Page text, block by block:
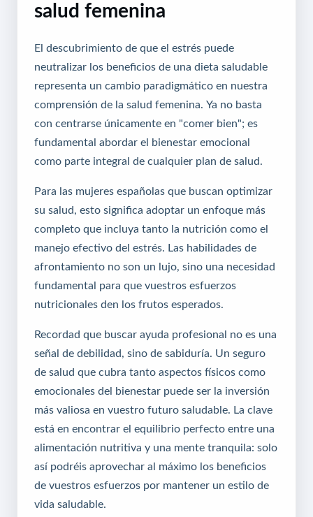
salud femenina
El descubrimiento de que el estrés puede
neutralizar los beneficios de una dieta saludable
representa un cambio paradigmático en nuestra
comprensión de la salud femenina. Ya no basta
con centrarse únicamente en "comer bien"; es
fundamental abordar el bienestar emocional
como parte integral de cualquier plan de salud.
Para las mujeres españolas que buscan optimizar
su salud, esto significa adoptar un enfoque más
completo que incluya tanto la nutrición como el
manejo efectivo del estrés. Las habilidades de
afrontamiento no son un lujo, sino una necesidad
fundamental para que vuestros esfuerzos
nutricionales den los frutos esperados.
Recordad que buscar ayuda profesional no es una
señal de debilidad, sino de sabiduría. Un seguro
de salud que cubra tanto aspectos físicos como
emocionales del bienestar puede ser la inversión
más valiosa en vuestro futuro saludable. La clave
está en encontrar el equilibrio perfecto entre una
alimentación nutritiva y una mente tranquila: solo
así podréis aprovechar al máximo los beneficios
de vuestros esfuerzos por mantener un estilo de
vida saludable.